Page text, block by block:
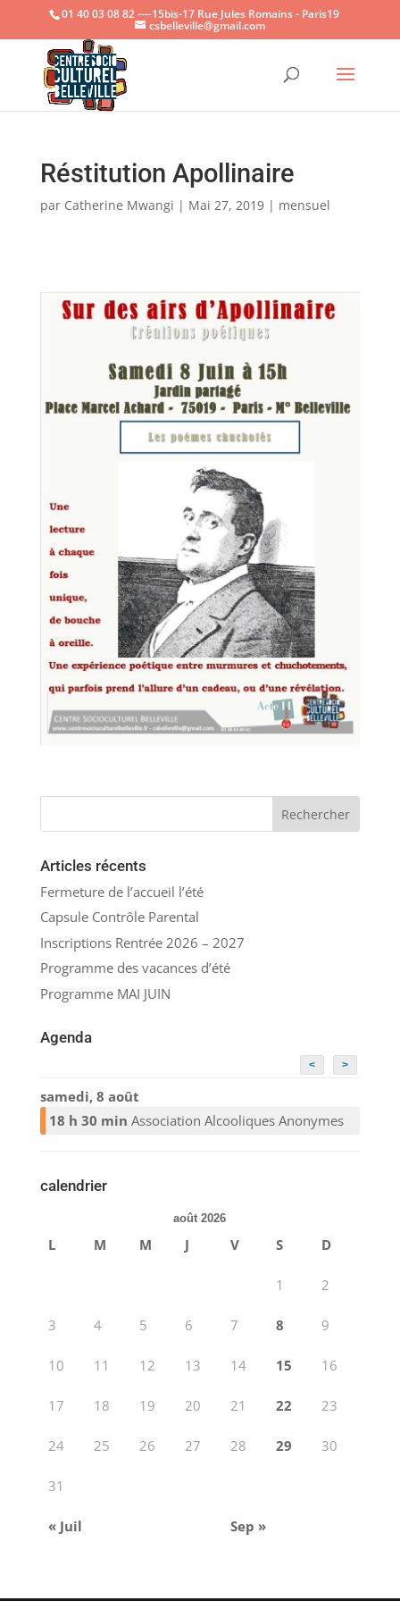
Ouvrir
01 40 03 08 82 ----15bis-17 Rue Jules Romains - Paris19
csbelleville@gmail.com
Réstitution Apollinaire
par Catherine Mwangi | Mai 27, 2019| mensuel
Articles récents
Fermeture de l’accueil l’été
Capsule Contrôle Parental
Inscriptions Rentrée 2026 – 2027
Programme des vacances d’été
Programme MAI JUIN
Agenda
< >
samedi, 8 août
18 h 30 min Association Alcooliques Anonymes
calendrier
août 2026
L M M J V S D
1 2
3 4 5 6 7 8 9
10 11 12 13 14 15 16
17 18 19 20 21 22 23
24 25 26 27 28 29 30
31
« Juil Sep »